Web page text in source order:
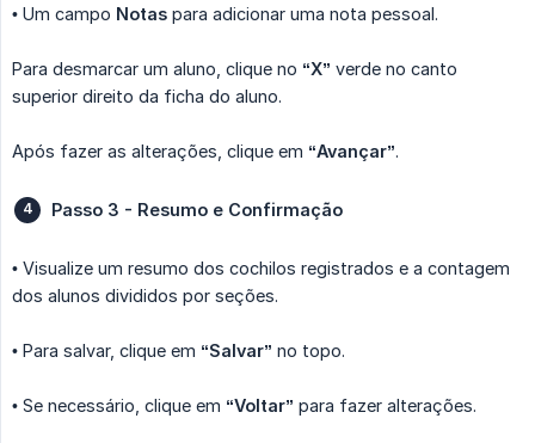
• Um campo Notas para adicionar uma nota pessoal.
Para desmarcar um aluno, clique no “X” verde no canto
superior direito da ficha do aluno.
Após fazer as alterações, clique em “Avançar”.
Passo 3 - Resumo e Confirmação
• Visualize um resumo dos cochilos registrados e a contagem
dos alunos divididos por seções.
• Para salvar, clique em “Salvar” no topo.
• Se necessário, clique em “Voltar” para fazer alterações.